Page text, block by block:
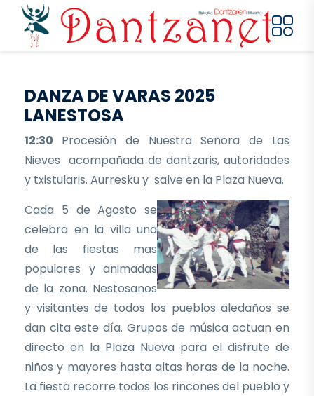
Pasar al contenido principal
DANZA DE VARAS 2025
LANESTOSA
12:30 Procesión de Nuestra Señora de Las
Nieves acompañada de dantzaris, autoridades
y txistularis. Aurresku y salve en la Plaza Nueva.
Cada 5 de Agosto se
celebra en la villa una
de las fiestas mas
populares y animadas
de la zona. Nestosanos
y visitantes de todos los pueblos aledaños se
dan cita este día. Grupos de música actuan en
directo en la Plaza Nueva para el disfrute de
niños y mayores hasta altas horas de la noche.
La fiesta recorre todos los rincones del pueblo y